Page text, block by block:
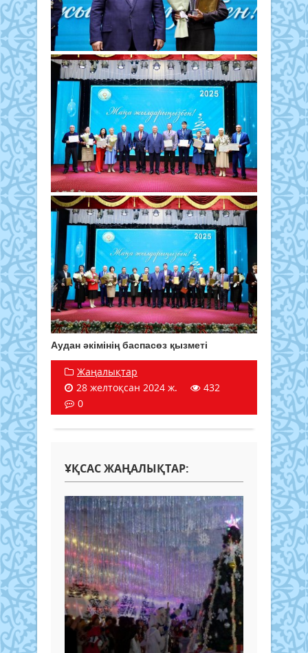
Аудан әкімінің баспасөз қызметі
Жаңалықтар
28 желтоқсан 2024 ж.
432
0
ҰҚСАС ЖАҢАЛЫҚТАР: